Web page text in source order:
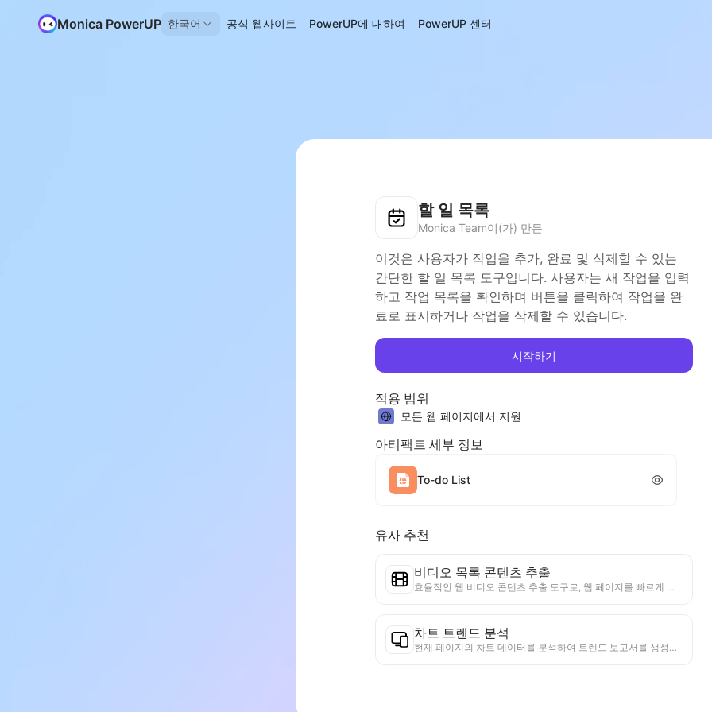
Monica PowerUP 한국어 공식 웹사이트 PowerUP에 대하여 PowerUP 센터
할 일 목록
Monica Team이(가) 만든
이것은 사용자가 작업을 추가, 완료 및 삭제할 수 있는
간단한 할 일 목록 도구입니다. 사용자는 새 작업을 입력
하고 작업 목록을 확인하며 버튼을 클릭하여 작업을 완
료로 표시하거나 작업을 삭제할 수 있습니다.
시작하기
적용 범위
모든 웹 페이지에서 지원
아티팩트 세부 정보
To-do List
유사 추천
비디오 목록 콘텐츠 추출
효율적인 웹 비디오 콘텐츠 추출 도구로, 웹 페이지를 빠르게 스캔하고 비디오 정보를 구조화된 Markdown 표로 정리할 수 있습니다.
차트 트렌드 분석
현재 페이지의 차트 데이터를 분석하여 트렌드 보고서를 생성합니다. 인기 카테고리, 빠르게 상승하는 제품 유형 및 신흥 기술을 식별합니다. 즉각적인 시장 통찰력을 제공하여 최신 제품 트렌드와 시장 동향을 이해하는 데 도움을 줍니다.